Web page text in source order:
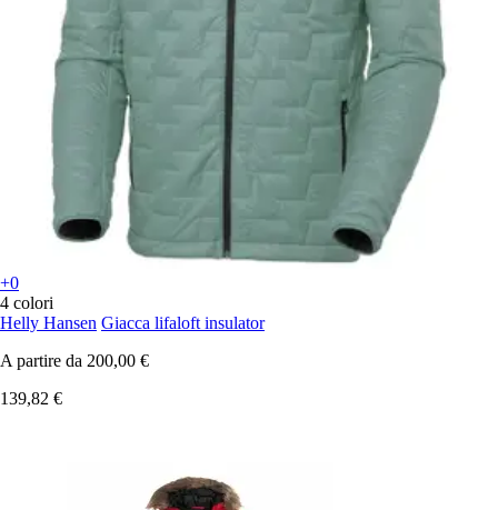
+0
4 colori
Helly Hansen Giacca lifaloft insulator
A partire da 200,00 €
139,82 €